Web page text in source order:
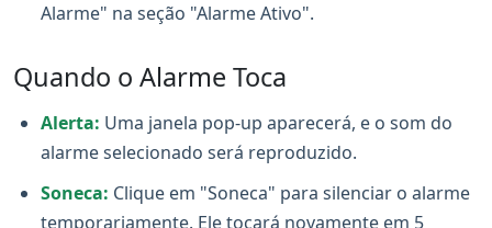
Alarme" na seção "Alarme Ativo".
Quando o Alarme Toca
Alerta: Uma janela pop-up aparecerá, e o som do
alarme selecionado será reproduzido.
Soneca: Clique em "Soneca" para silenciar o alarme
temporariamente. Ele tocará novamente em 5